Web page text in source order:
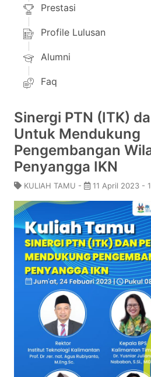
Prestasi
Profile Lulusan
Alumni
Faq
Sinergi PTN (ITK)
Untuk Mendukung
Pengembangan
Penyangga IKN
KULIAH TAMU - 11 April 2023 -